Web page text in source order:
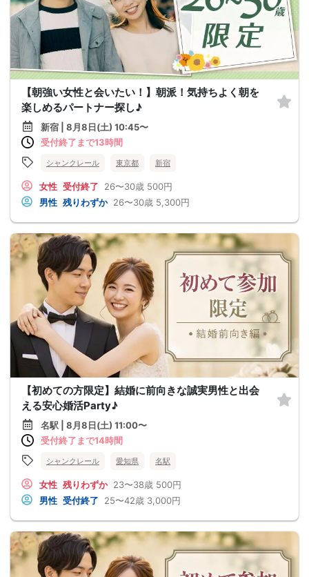
【朝強い女性と会いたい！】朝派！気持ちよく朝を
楽しめるパートナー探し♪
新宿 | 8月8日(土) 10:45〜
受付終了まで13時間
シャンクレール 東京都 新宿
女性 受付終了 26〜30歳 500円
男性 残りわずか 26〜30歳 5,300円
【初めての方限定】結婚に前向きな誠実男性と出会
える安心婚活Party♪
名駅 | 8月8日(土) 11:00〜
受付終了まで14時間
シャンクレール 愛知県 名駅
女性 残りわずか 23〜38歳 500円
男性 受付終了 25〜42歳 3,000円